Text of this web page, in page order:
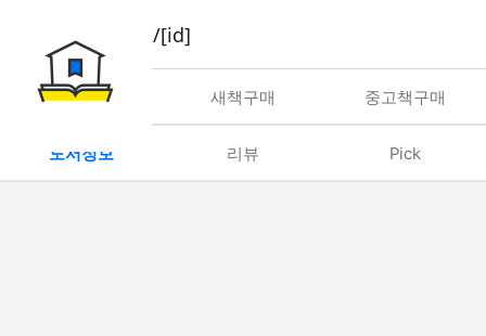
book/rent/[id]
대여 새책구매 중고책구매
도서정보 리뷰 Pick